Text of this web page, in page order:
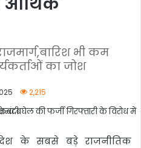
भी कम
का जोश
2,215
के सबसे बड़े राजनीतिक